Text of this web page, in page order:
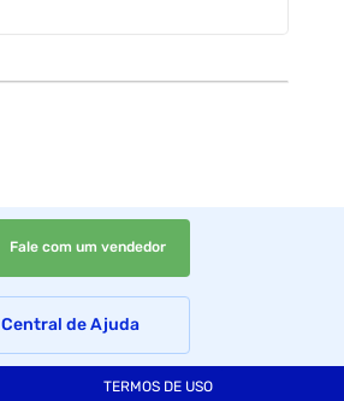
Fale com um vendedor
Central de Ajuda
TERMOS DE USO